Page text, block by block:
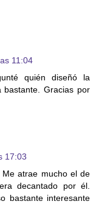
11:04
quién diseñó la
Gracias por
17:03
Me atrae mucho el de
decantado por él.
bastante interesante